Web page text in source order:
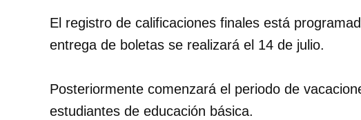
El registro de calificaciones finales está
entrega de boletas se realizará el 14 de julio.
Posteriormente comenzará el periodo de
estudiantes de educación básica.